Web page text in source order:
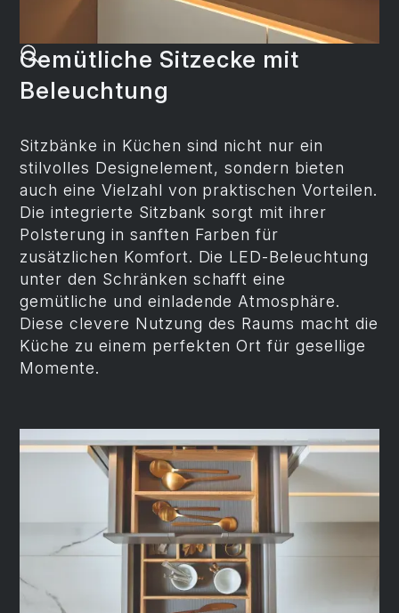
Gemütliche Sitzecke mit
Beleuchtung
Sitzbänke in Küchen sind nicht nur ein
stilvolles Designelement, sondern bieten
auch eine Vielzahl von praktischen Vorteilen.
Die integrierte Sitzbank sorgt mit ihrer
Polsterung in sanften Farben für
zusätzlichen Komfort. Die LED-Beleuchtung
unter den Schränken schafft eine
gemütliche und einladende Atmosphäre.
Diese clevere Nutzung des Raums macht die
Küche zu einem perfekten Ort für gesellige
Momente.